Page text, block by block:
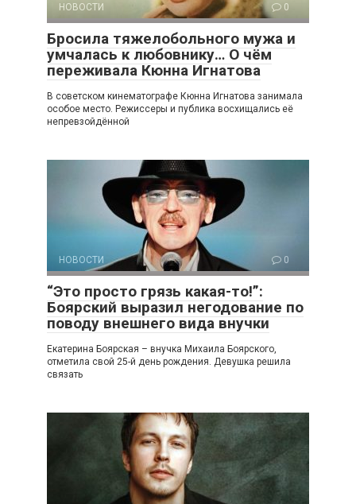
НОВОСТИ 0
Бросила тяжелобольного мужа и
умчалась к любовнику… О чём
переживала Кюнна Игнатова
В советском кинематографе Кюнна Игнатова занимала
особое место. Режиссеры и публика восхищались её
непревзойдённой
НОВОСТИ 0
“Это просто грязь какая-то!”:
Боярский выразил негодование по
поводу внешнего вида внучки
Екатерина Боярская – внучка Михаила Боярского,
отметила свой 25-й день рождения. Девушка решила
связать